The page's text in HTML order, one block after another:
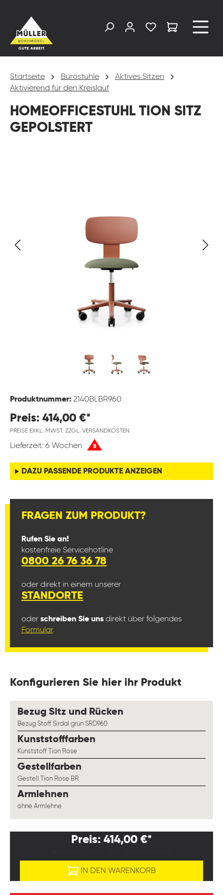
Startseite Bürostühle
Aktives Sitzen
Aktivierend für den Kreislauf
HOMEOFFICESTUHL TION SITZ
GEPOLSTERT
Produktnummer: 2140BLBR960
Preis: 414,00 €*
PREISE EXKL. MWST. ZZGL. VERSANDKOSTEN
Lieferzeit: 6 Wochen B
DAZU PASSENDE PRODUKTE ANZEIGEN
FRAGEN ZUM PRODUKT?
Rufen Sie an!
kostenfreie Servicehotline
0800 26 76 36 78
oder direkt in einem unserer
STANDORTE
oder schreiben Sie uns direkt über folgendes
Formular.
Konfigurieren Sie hier ihr Produkt
Bezug Sitz und Rücken
Bezug Stoff Sirdal grün SRD960
Kunststofffarben
Kunststoff Tion Rose
Gestellfarben
Gestell Tion Rose BR
Armlehnen
ohne Armlehne
Preis: 414,00 €*
IN DEN WARENKORB